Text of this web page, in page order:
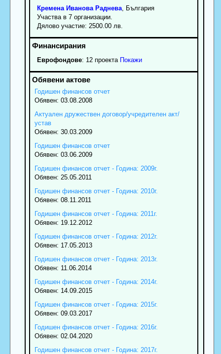
Кремена Иванова Раднева, България
Участва в 7 организации.
Дялово участие: 2500.00 лв.
Еврофондове: 12 проекта Покажи
Годишен финансов отчет
Обявен: 03.08.2008
Актуален дружествен договор/учредителен акт/
устав
Обявен: 30.03.2009
Годишен финансов отчет
Обявен: 03.06.2009
Годишен финансов отчет - Година: 2009г.
Обявен: 25.05.2011
Годишен финансов отчет - Година: 2010г.
Обявен: 08.11.2011
Годишен финансов отчет - Година: 2011г.
Обявен: 19.12.2012
Годишен финансов отчет - Година: 2012г.
Обявен: 17.05.2013
Годишен финансов отчет - Година: 2013г.
Обявен: 11.06.2014
Годишен финансов отчет - Година: 2014г.
Обявен: 14.09.2015
Годишен финансов отчет - Година: 2015г.
Обявен: 09.03.2017
Годишен финансов отчет - Година: 2016г.
Обявен: 02.04.2020
Годишен финансов отчет - Година: 2017г.